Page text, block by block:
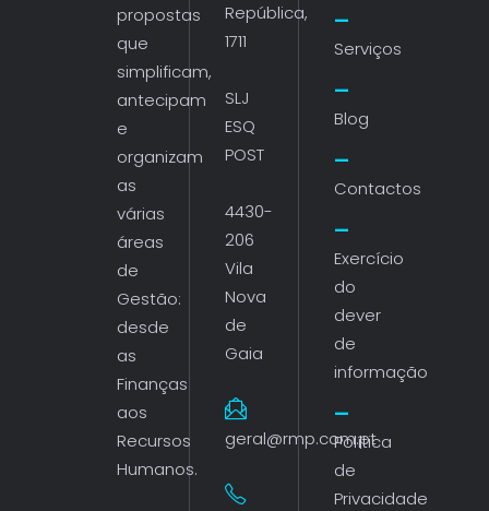
propostas
que
simplificam,
antecipam
e
organizam
as
várias
áreas
de
Gestão:
desde
as
Finanças
aos
Recursos
Humanos.
República,
1711
SLJ
ESQ
POST
4430-
206
Vila
Nova
de
Gaia
geral@rmp.com.pt
Serviços
Blog
Contactos
Exercício
do
dever
de
informação
Política
de
Privacidade